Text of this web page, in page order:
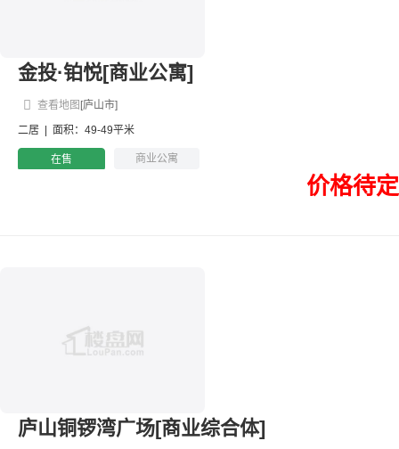
金投·铂悦[商业公寓]
[庐山市]
查看地图
二居
面积：49-49平米
在售 商业公寓
价格待定
庐山铜锣湾广场[商业综合体]